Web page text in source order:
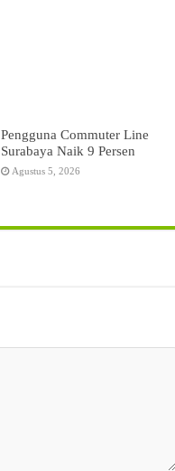
Pengguna Commuter Line
Surabaya Naik 9 Persen
Agustus 5, 2026